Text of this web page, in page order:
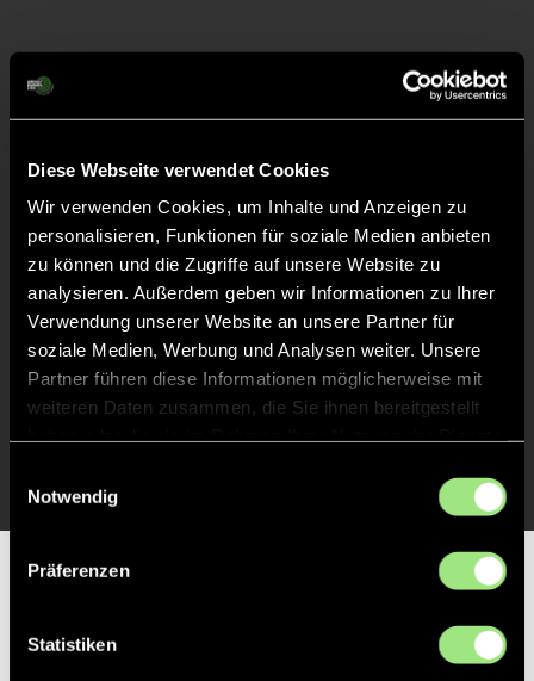
Diese Webseite verwendet Cookies
Wir verwenden Cookies, um Inhalte und Anzeigen zu
personalisieren, Funktionen für soziale Medien anbieten
zu können und die Zugriffe auf unsere Website zu
analysieren. Außerdem geben wir Informationen zu Ihrer
Verwendung unserer Website an unsere Partner für
soziale Medien, Werbung und Analysen weiter. Unsere
Partner führen diese Informationen möglicherweise mit
weiteren Daten zusammen, die Sie ihnen bereitgestellt
Notwendig
Präferenzen
Statistiken
Liveticker
Abpfiff
Spiel beendet
15' ABPFIFF 1. Halbzeit
1' ANPFIFF 1. Halbzeit
Partner